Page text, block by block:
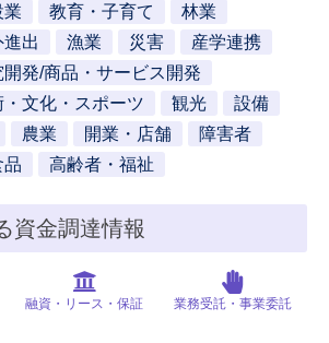
業 教育・子育て
林業
出 漁業 災害
産学連携
開発/商品・サービス開発
・文化・スポーツ 観光
設備
農業 開業・店舗
障害者
品 高齢者・福祉
資金調達情報
融資・リース・保証 業務受託・事業委託